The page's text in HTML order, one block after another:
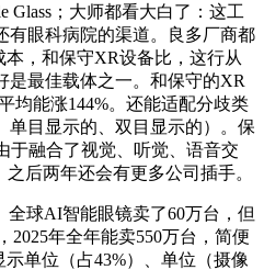
Glass；大师都看大白了：这工
有眼科病院的渠道。良多厂商都
，和保守XR设备比，这行从
是最佳载体之一。和保守的XR
均能涨144%。还能适配分歧类
单目显示的、双目显示的）。保
于融合了视觉、听觉、语音交
后两年还会有更多公司插手。
球AI智能眼镜卖了60万台，但
2025年全年能卖550万台，简便
单位（占43%）、单位（摄像